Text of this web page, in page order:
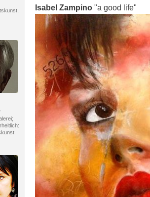
Isabel Zampino "a good life"